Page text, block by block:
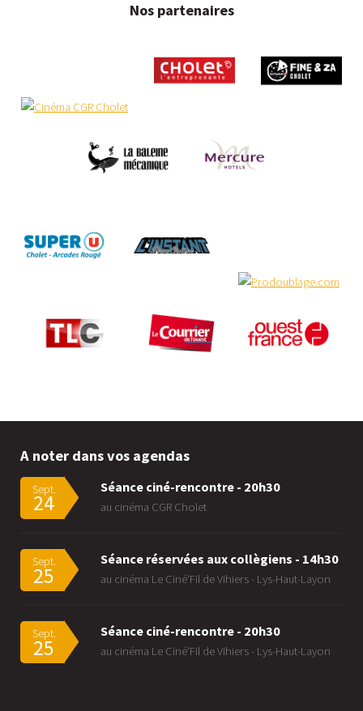
Nos partenaires
A noter dans vos agendas
Sept.
24
Séance ciné-rencontre - 20h30
au cinéma CGR Cholet
Sept.
25
Séance réservées aux collègiens - 14h30
au cinéma Le Ciné'Fil de Vihiers - Lys-Haut-Layon
Sept.
25
Séance ciné-rencontre - 20h30
au cinéma Le Ciné'Fil de Vihiers - Lys-Haut-Layon